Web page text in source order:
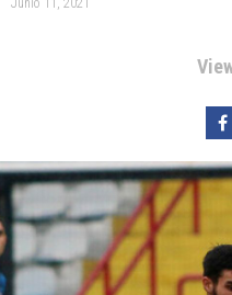
Junio 11, 2021